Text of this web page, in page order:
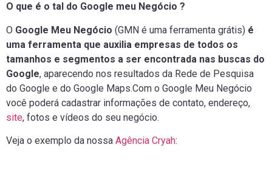
O que é o tal do Google meu Negócio ?
O Google Meu Negócio (GMN é uma ferramenta grátis) é
uma ferramenta que auxilia empresas de todos os
tamanhos e segmentos a ser encontrada nas buscas do
Google, aparecendo nos resultados da Rede de Pesquisa
do Google e do Google Maps.Com o Google Meu Negócio
você poderá cadastrar informações de contato, endereço,
site, fotos e vídeos do seu negócio.
Veja o exemplo da nossa Agência Cryah: